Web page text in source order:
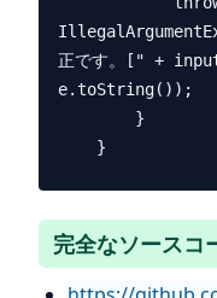
正です。[" +
e.toString());
完全なソース